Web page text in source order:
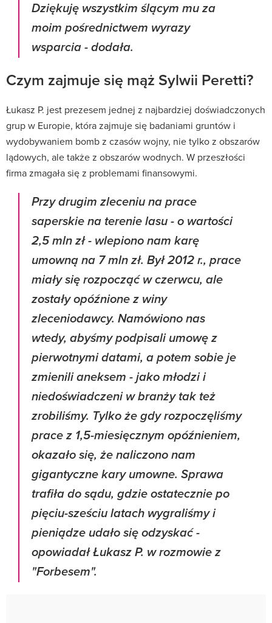
Dziękuję wszystkim ślącym mu za
moim pośrednictwem wyrazy
wsparcia - dodała.
Czym zajmuje się mąż Sylwii Peretti?
Łukasz P. jest prezesem jednej z najbardziej doświadczonych
grup w Europie, która zajmuje się badaniami gruntów i
wydobywaniem bomb z czasów wojny, nie tylko z obszarów
lądowych, ale także z obszarów wodnych. W przeszłości
firma zmagała się z problemami finansowymi.
Przy drugim zleceniu na prace
saperskie na terenie lasu - o wartości
2,5 mln zł - wlepiono nam karę
umowną na 7 mln zł. Był 2012 r., prace
miały się rozpocząć w czerwcu, ale
zostały opóźnione z winy
zleceniodawcy. Namówiono nas
wtedy, abyśmy podpisali umowę z
pierwotnymi datami, a potem sobie je
zmienili aneksem - jako młodzi i
niedoświadczeni w branży tak też
zrobiliśmy. Tylko że gdy rozpoczęliśmy
prace z 1,5-miesięcznym opóźnieniem,
okazało się, że naliczono nam
gigantyczne kary umowne. Sprawa
trafiła do sądu, gdzie ostatecznie po
pięciu-sześciu latach wygraliśmy i
pieniądze udało się odzyskać -
opowiadał Łukasz P. w rozmowie z
"Forbesem".